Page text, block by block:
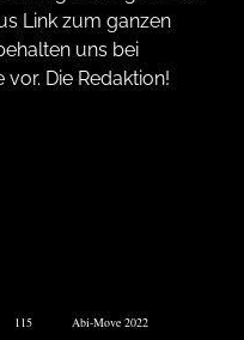
Link zum ganzen
uns bei
Die Redaktion!
115 Abi-Move 2022